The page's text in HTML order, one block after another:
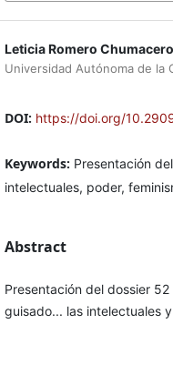
Leticia Romero Chumacero
Universidad Autónoma de la
DOI: https://doi.org/
Keywords: Presentación
intelectuales, poder,
Abstract
Presentación del dossier
guisado... las intelectuales